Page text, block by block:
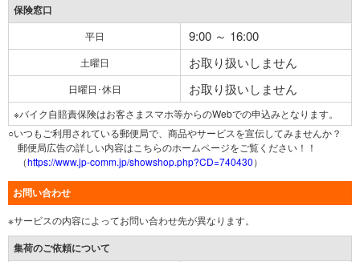
保険窓口
平日 9:00 ～ 16:00
土曜日 お取り扱いしません
日曜日･休日 お取り扱いしません
※バイク自賠責保険はお客さまスマホ等からのWebでの申込みとなります。
○いつもご利用されている郵便局で、商品やサービスを宣伝してみませんか？
郵便局広告の詳しい内容はこちらのホームページをご覧ください！！
（https://www.jp-comm.jp/showshop.php?CD=740430）
お問い合わせ
※サービスの内容によってお問い合わせ先が異なります。
集荷のご依頼について